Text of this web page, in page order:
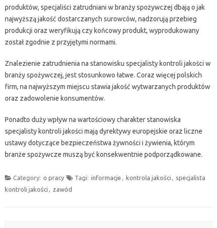
produktów, specjaliści zatrudniani w branży spożywczej dbają o jak
najwyższą jakość dostarczanych surowców, nadzorują przebieg
produkcji oraz weryfikują czy końcowy produkt, wyprodukowany
został zgodnie z przyjętymi normami.
Znalezienie zatrudnienia na stanowisku specjalisty kontroli jakości w
branży spożywczej, jest stosunkowo łatwe. Coraz więcej polskich
firm, na najwyższym miejscu stawia jakość wytwarzanych produktów
oraz zadowolenie konsumentów.
Ponadto duży wpływ na wartościowy charakter stanowiska
specjalisty kontroli jakości mają dyrektywy europejskie oraz liczne
ustawy dotyczące bezpieczeństwa żywności i żywienia, którym
branże spożywcze muszą być konsekwentnie podporządkowane.
Category: o pracy Tagi: informacje , kontrola jakości , specjalista
kontroli jakości , zawód